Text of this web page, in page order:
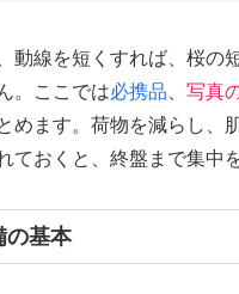
動線を短くすれば、桜の
。ここでは必携品 写真
めます。荷物を減らし、
ておくと、終盤まで集中
の基本